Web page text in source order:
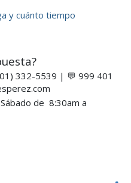
y cuánto tiempo
332-5539 | 💬 999 401
de 8:30am a